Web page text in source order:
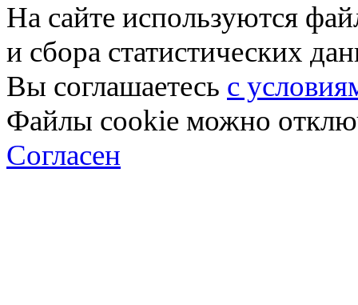
На сайте используются
и сбора статистических
Вы соглашаетесь с
Файлы cookie можно
Согласен